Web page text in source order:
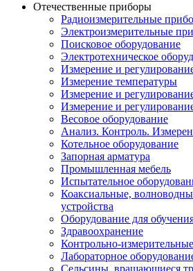
Отечественные приборы
Радиоизмерительные
Электроизмерительные
Поисковое оборудование
Электротехническое
Измерение и
Измерение температуры
Измерение и
Измерение и
Весовое оборудование
Анализ. Контроль.
Котельное оборудование
Запорная арматура
Промышленная мебель
Испытательное
Коаксиальные,
устройства
Оборудование для
Здравоохранение
Контрольно-
Лабораторное
Сельсины, вращающиеся